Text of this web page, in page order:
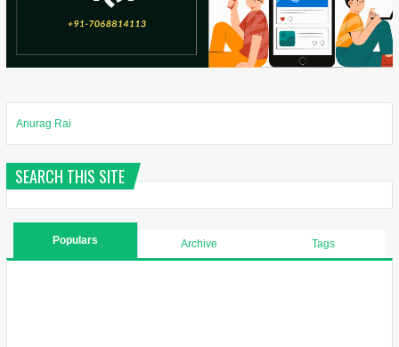
Anurag Rai
SEARCH THIS SITE
Populars Archive Tags